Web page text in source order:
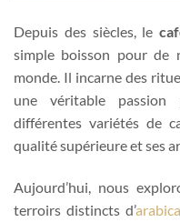
Depuis des siècles, le
simple boisson pour de
monde. Il incarne des
une véritable
différentes variétés de
qualité supérieure et ses
Aujourd’hui, nous
terroirs distincts d’arabica